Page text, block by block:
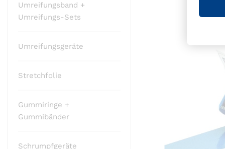
Umreifungsband +
Umreifungs-Sets
Umreifungsgeräte
Stretchfolie
Gummiringe +
Gummibänder
Schrumpfgeräte